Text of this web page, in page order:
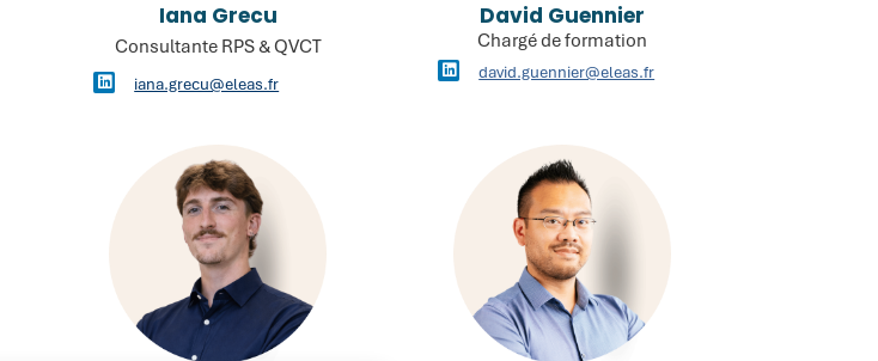
Iana Grecu
Consultante RPS & QVCT
iana.grecu@eleas.fr
David Guennier
Chargé de formation
david.guennier@eleas.fr